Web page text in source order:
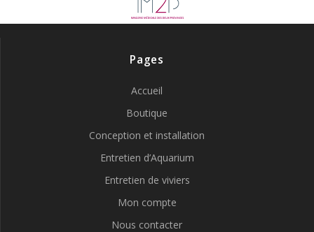
Pages
Accueil
Boutique
Conception et installation
Entretien d’Aquarium
Entretien de viviers
Mon compte
Nous contacter